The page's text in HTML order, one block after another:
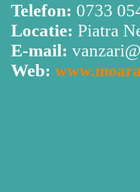
Telefon: 0733
Locatie: Piatra
E-mail:
Web: